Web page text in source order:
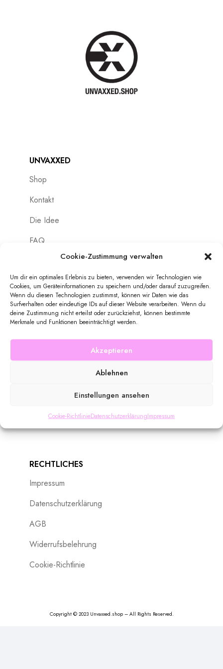
Cookie-Zustimmung verwalten
Um dir ein optimales Erlebnis zu bieten, verwenden wir Technologien wie
Cookies, um Geräteinformationen zu speichern und/oder darauf zuzugreifen.
Wenn du diesen Technologien zustimmst, können wir Daten wie das
Surfverhalten oder eindeutige IDs auf dieser Website verarbeiten. Wenn du
deine Zustimmung nicht erteilst oder zurückziehst, können bestimmte
Merkmale und Funktionen beeinträchtigt werden.
Akzeptieren
Ablehnen
Einstellungen ansehen
Cookie-RichtlinieDatenschutzerklärungImpressum
UNVAXXED
Shop
Kontakt
Die Idee
FAQ
SHOP
RECHTLICHES
Impressum
Datenschutzerklärung
AGB
Widerrufsbelehrung
Cookie-Richtlinie
Copyright © 2023 Unvaxxed.shop – All Rights Reserved.